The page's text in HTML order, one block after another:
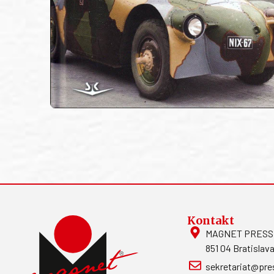
Kontakt
MAGNET
851 04